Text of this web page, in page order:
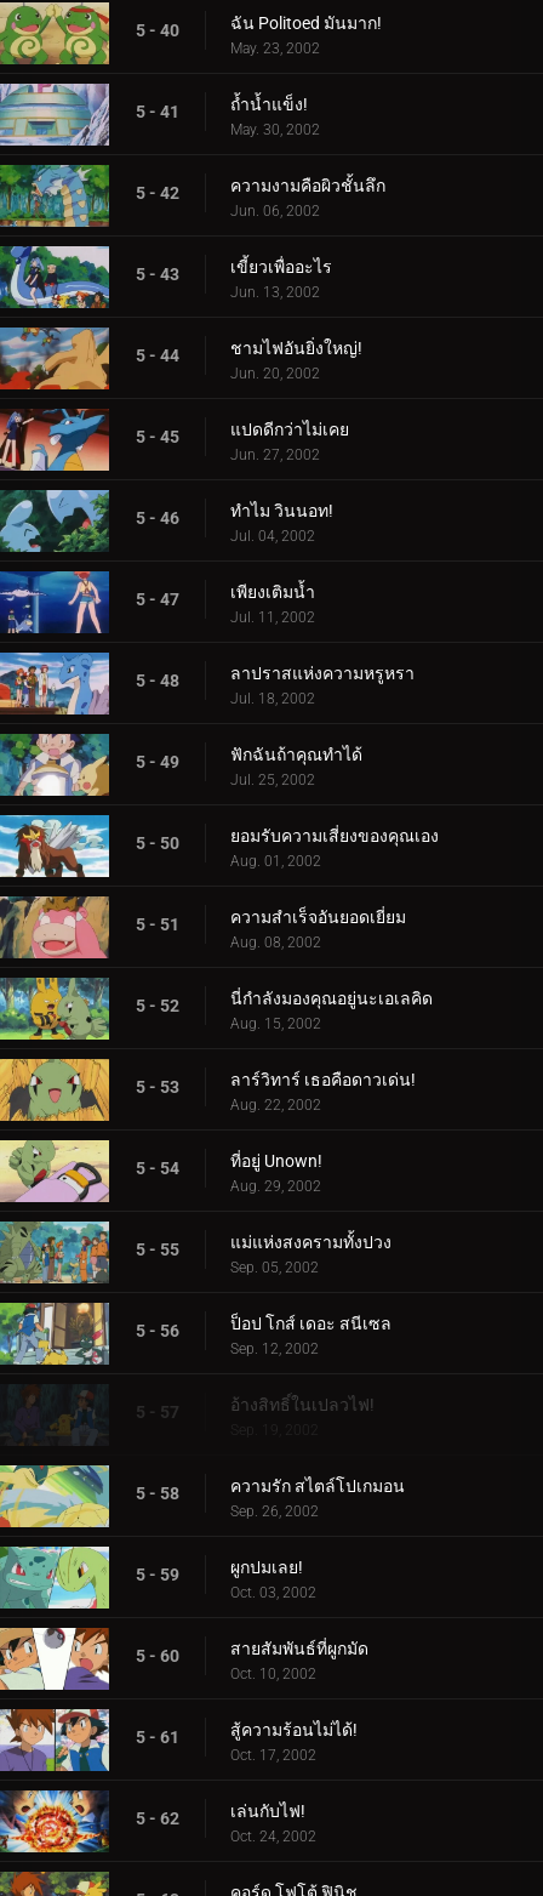
5 - 40 ฉัน Politoed มันมาก!
May. 23, 2002
5 - 41 ถ้ำน้ำแข็ง!
May. 30, 2002
5 - 42 ความงามคือผิวชั้นลึก
Jun. 06, 2002
5 - 43 เขี้ยวเพื่ออะไร
Jun. 13, 2002
5 - 44 ชามไฟอันยิ่งใหญ่!
Jun. 20, 2002
5 - 45 แปดดีกว่าไม่เคย
Jun. 27, 2002
5 - 46 ทำไม วินนอท!
Jul. 04, 2002
5 - 47 เพียงเติมน้ำ
Jul. 11, 2002
5 - 48 ลาปราสแห่งความหรูหรา
Jul. 18, 2002
5 - 49 ฟักฉันถ้าคุณทำได้
Jul. 25, 2002
5 - 50 ยอมรับความเสี่ยงของคุณเอง
Aug. 01, 2002
5 - 51 ความสำเร็จอันยอดเยี่ยม
Aug. 08, 2002
5 - 52 นี่กำลังมองคุณอยู่นะเอเลคิด
Aug. 15, 2002
5 - 53 ลาร์วิทาร์ เธอคือดาวเด่น!
Aug. 22, 2002
5 - 54 ที่อยู่ Unown!
Aug. 29, 2002
5 - 55 แม่แห่งสงครามทั้งปวง
Sep. 05, 2002
5 - 56 ป็อป โกส์ เดอะ สนีเซล
Sep. 12, 2002
5 - 57 อ้างสิทธิ์ในเปลวไฟ!
Sep. 19, 2002
5 - 58 ความรัก สไตล์โปเกมอน
Sep. 26, 2002
5 - 59 ผูกปมเลย!
Oct. 03, 2002
5 - 60 สายสัมพันธ์ที่ผูกมัด
Oct. 10, 2002
5 - 61 สู้ความร้อนไม่ได้!
Oct. 17, 2002
5 - 62 เล่นกับไฟ!
Oct. 24, 2002